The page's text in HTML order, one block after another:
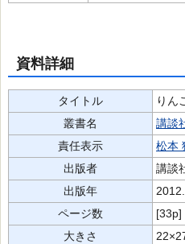
資料詳細
タイトル
りん
叢書名
講談
責任表示
松本
出版者
講談
出版年
ページ数
[33p]
大きさ